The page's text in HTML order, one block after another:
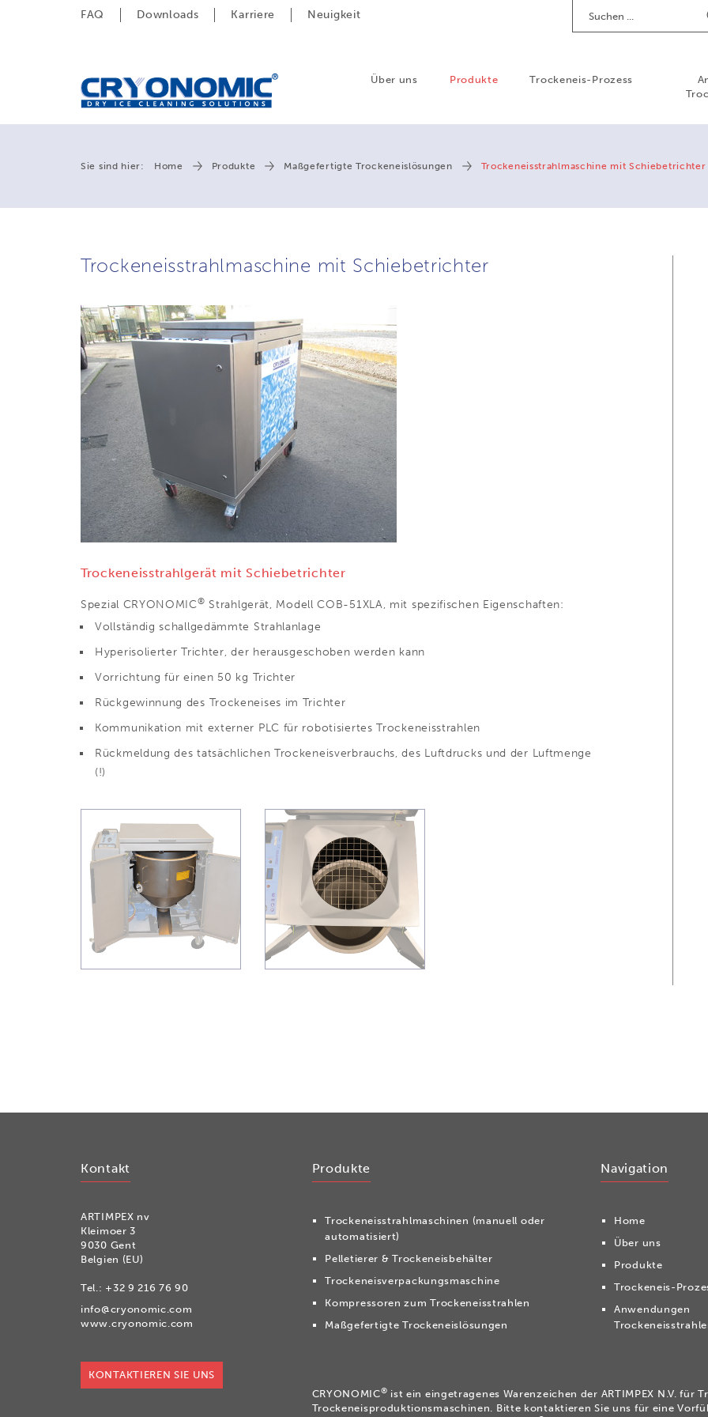
FAQ Downloads Karriere Neuigkeit
Über uns Produkte Trockeneis-Prozess
Sie sind hier: Home Produkte Maßgefertigte Trockeneislösungen Trockeneisstrahlmaschine mit Schiebetrichter
Trockeneisstrahlmaschine mit Schiebetrichter
Trockeneisstrahlgerät mit Schiebetrichter
Spezial CRYONOMIC® Strahlgerät, Modell COB-51XLA, mit spezifischen Eigenschaften:
Vollständig schallgedämmte Strahlanlage
Hyperisolierter Trichter, der herausgeschoben werden kann
Vorrichtung für einen 50 kg Trichter
Rückgewinnung des Trockeneises im Trichter
Kommunikation mit externer PLC für robotisiertes Trockeneisstrahlen
Rückmeldung des tatsächlichen Trockeneisverbrauchs, des Luftdrucks und der Luftmenge
(!)
Kontakt
ARTIMPEX nv
Kleimoer 3
9030 Gent
Belgien (EU)
Tel.: +32 9 216 76 90
info@cryonomic.com
www.cryonomic.com
KONTAKTIEREN SIE UNS
Produkte
Tro­cken­eis­strahl­ma­schi­nen (manuell oder
automatisiert)
Pelletierer & Trockeneisbehälter
Trockeneisverpackungsmaschine
Kompressoren zum Trockeneisstrahlen
Maßgefertigte Trockeneislösungen
Navigation
Home
Über uns
Produkte
Trockeneis-
Anwendungen
CRYONOMIC® ist ein eingetragenes Warenzeichen der ARTIMPEX N.V. für
Trockeneisproduktionsmaschinen. Bitte kontaktieren Sie uns für eine